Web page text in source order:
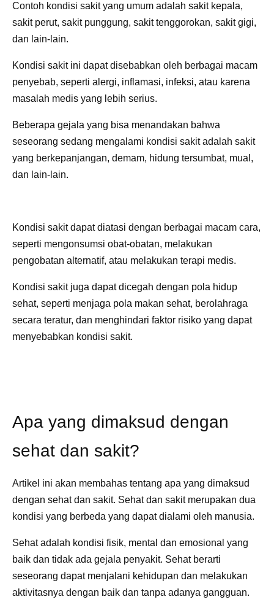
Contoh kondisi sakit yang umum adalah sakit kepala,
sakit perut, sakit punggung, sakit tenggorokan, sakit gigi,
dan lain-lain.
Kondisi sakit ini dapat disebabkan oleh berbagai macam
penyebab, seperti alergi, inflamasi, infeksi, atau karena
masalah medis yang lebih serius.
Beberapa gejala yang bisa menandakan bahwa
seseorang sedang mengalami kondisi sakit adalah sakit
yang berkepanjangan, demam, hidung tersumbat, mual,
dan lain-lain.
Kondisi sakit dapat diatasi dengan berbagai macam cara,
seperti mengonsumsi obat-obatan, melakukan
pengobatan alternatif, atau melakukan terapi medis.
Kondisi sakit juga dapat dicegah dengan pola hidup
sehat, seperti menjaga pola makan sehat, berolahraga
secara teratur, dan menghindari faktor risiko yang dapat
menyebabkan kondisi sakit.
Apa yang dimaksud dengan
sehat dan sakit?
Artikel ini akan membahas tentang apa yang dimaksud
dengan sehat dan sakit. Sehat dan sakit merupakan dua
kondisi yang berbeda yang dapat dialami oleh manusia.
Sehat adalah kondisi fisik, mental dan emosional yang
baik dan tidak ada gejala penyakit. Sehat berarti
seseorang dapat menjalani kehidupan dan melakukan
aktivitasnya dengan baik dan tanpa adanya gangguan.